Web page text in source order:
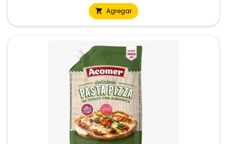
 Agregar